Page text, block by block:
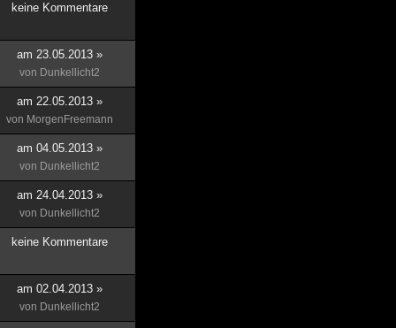
keine Kommentare
am 23.05.2013 »
von Dunkellicht2
am 22.05.2013 »
von MorgenFreemann
am 04.05.2013 »
von Dunkellicht2
am 24.04.2013 »
von Dunkellicht2
keine Kommentare
am 02.04.2013 »
von Dunkellicht2